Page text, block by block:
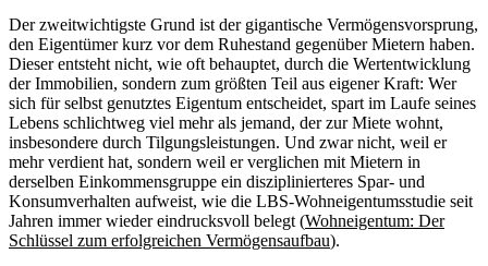
Der zweitwichtigste Grund ist der gigantische Vermögensvorsprung,
den Eigentümer kurz vor dem Ruhestand gegenüber Mietern haben.
Dieser entsteht nicht, wie oft behauptet, durch die Wertentwicklung
der Immobilien, sondern zum größten Teil aus eigener Kraft: Wer
sich für selbst genutztes Eigentum entscheidet, spart im Laufe seines
Lebens schlichtweg viel mehr als jemand, der zur Miete wohnt,
insbesondere durch Tilgungsleistungen. Und zwar nicht, weil er
mehr verdient hat, sondern weil er verglichen mit Mietern in
derselben Einkommensgruppe ein disziplinierteres Spar- und
Konsumverhalten aufweist, wie die LBS-Wohneigentumsstudie seit
Jahren immer wieder eindrucksvoll belegt (Wohneigentum: Der
Schlüssel zum erfolgreichen Vermögensaufbau).